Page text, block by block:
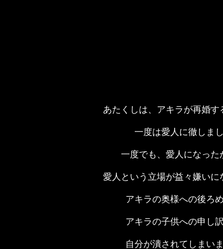
あたくしは、アキラが再婚す
一度は愛人に徹しま
一度でも、愛人になった
愛人という立場が益々嫌いに
アキラの奥様への後ろ
アキラの子供への申し
自分が潰されてしまい